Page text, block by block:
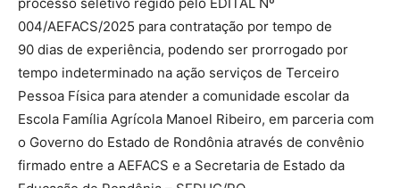
004/AEFACS/2025 para contratação por tempo de
90 dias de experiência, podendo ser prorrogado por
tempo indeterminado na ação serviços de Terceiro
Pessoa Física para atender a comunidade escolar da
Escola Família Agrícola Manoel Ribeiro, em parceria com
o Governo do Estado de Rondônia através de convênio
firmado entre a AEFACS e a Secretaria de Estado da